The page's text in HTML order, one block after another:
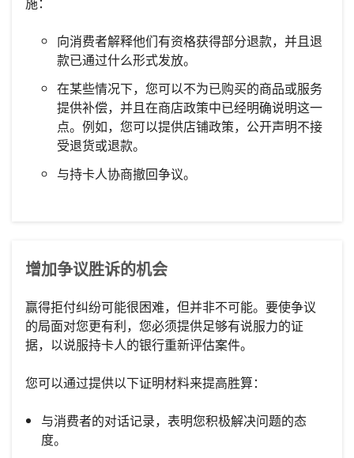
向消费者解释他们有资格获得部分退款，并且退
款已通过什么形式发放。
在某些情况下，您可以不为已购买的商品或服务
提供补偿，并且在商店政策中已经明确说明这一
点。例如，您可以提供店铺政策，公开声明不接
受退货或退款。
与持卡人协商撤回争议。
增加争议胜诉的机会
赢得拒付纠纷可能很困难，但并非不可能。要使争议
的局面对您更有利，您必须提供足够有说服力的证
据，以说服持卡人的银行重新评估案件。
您可以通过提供以下证明材料来提高胜算：
与消费者的对话记录，表明您积极解决问题的态
度。